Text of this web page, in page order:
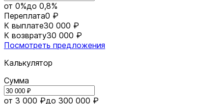
от 0%до 0,8%
Переплата0 ₽
К выплате30 000 ₽
К возврату30 000 ₽
Посмотреть предложения
Калькулятор
Сумма
от 3 000 ₽до 300 000 ₽